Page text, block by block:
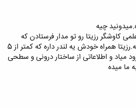
چیه
کاوشگر رزیتا رو تو مدار فرستادن که
کارش مطالعه اینگونه اجرامه.رزیتا همراه خودش یه لندر داره که کمتر از 5
میاد و اطلاعاتی از ساختار درونی و سطحی
ما میده